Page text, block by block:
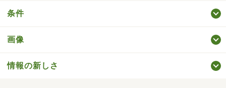
条件
画像
情報の新しさ